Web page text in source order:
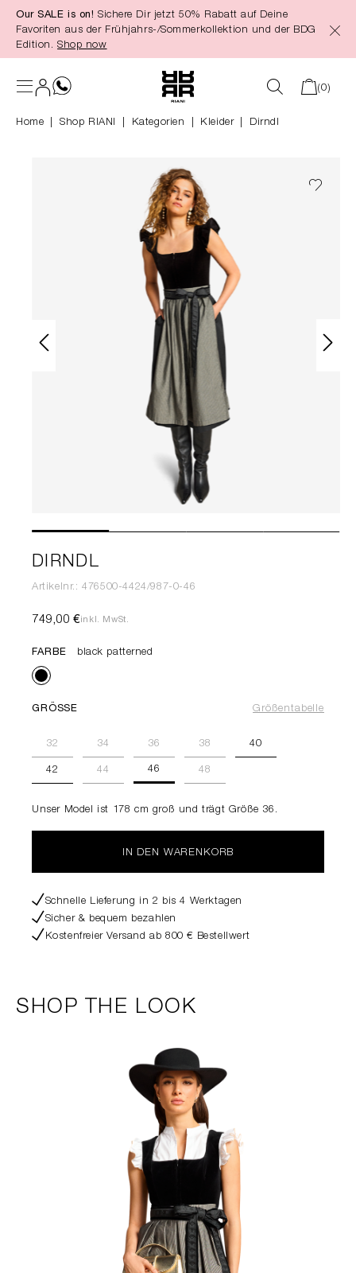
springen
Our SALE is on! Sichere Dir jetzt 50% Rabatt auf Deine
Favoriten aus der Frühjahrs-/Sommerkollektion und der BDG
Edition. Shop now
(0)
Home Shop RIANI Kategorien Kleider Dirndl
DIRNDL
Artikelnr.: 476500-4424/987-0-46
749,00 €inkl. MwSt.
FARBE black patterned
GRÖSSE Größentabelle
32 34 36 38 40
42 44 46 48
Unser Model ist 178 cm groß und trägt Größe 36.
IN DEN WARENKORB
Schnelle Lieferung in 2 bis 4 Werktagen
Sicher & bequem bezahlen
Kostenfreier Versand ab 800 € Bestellwert
SHOP THE LOOK